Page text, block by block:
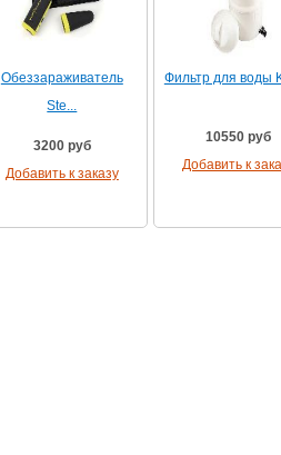
Обеззараживатель
Ste...
3200 руб
Добавить к заказу
Фильтр для воды
10550 руб
Добавить к